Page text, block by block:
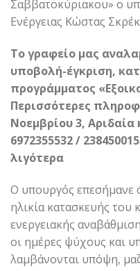
Σαββατοκύριακου» ο
Ενέργειας Κώστας
Το γραφείο μας
υποβολή-έγκριση,
προγράμματος
Περισσότερες
Νοεμβρίου 3,
6972355532 /
λιγότερα
Ο υπουργός επεσήμανε
ηλικία κατασκευής του
ενεργειακής
οι ημέρες ψύχους και
λαμβάνονται υπόψη,